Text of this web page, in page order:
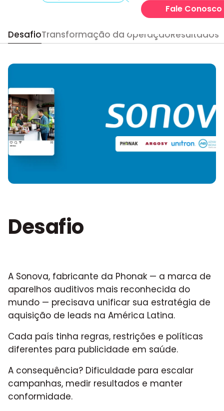
Marca e Conteúdo
Construção de Marca
BI e Insights
Tagueamento
TaggingScan
Fale Conosco
DesafioTransformação da operaçãoResultados
Desafio
A Sonova, fabricante da Phonak — a marca de
aparelhos auditivos mais reconhecida do
mundo — precisava unificar sua estratégia de
aquisição de leads na América Latina.
Cada país tinha regras, restrições e políticas
diferentes para publicidade em saúde.
A consequência? Dificuldade para escalar
campanhas, medir resultados e manter
conformidade.